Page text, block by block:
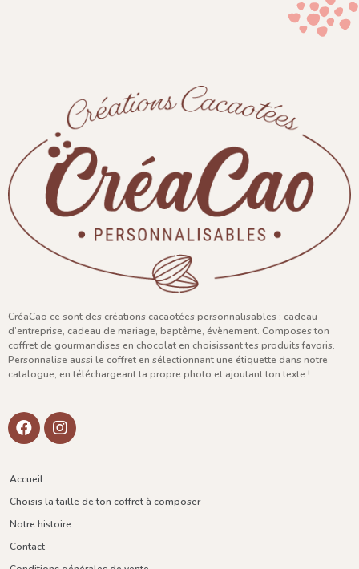
CréaCao ce sont des créations cacaotées personnalisables : cadeau
d’entreprise, cadeau de mariage, baptême, évènement. Composes ton
coffret de gourmandises en chocolat en choisissant tes produits favoris.
Personnalise aussi le coffret en sélectionnant une étiquette dans notre
catalogue, en téléchargeant ta propre photo et ajoutant ton texte !
Accueil
Choisis la taille de ton coffret à composer
Notre histoire
Contact